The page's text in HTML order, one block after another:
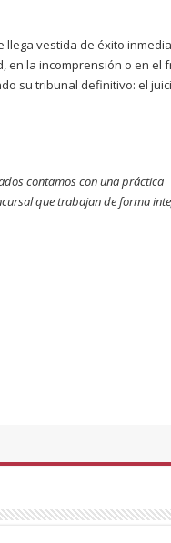
vestida de éxito
en la incomprensión o en el
su tribunal definitivo: el
contamos con una práctica
que trabajan de forma